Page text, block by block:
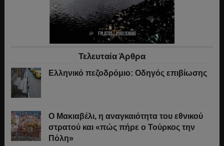
Τελευταία Άρθρα
Ελληνικό πεζοδρόμιο: Οδηγός επιβίωσης
Ο Μακιαβέλι, η αναγκαιότητα του εθνικού
στρατού και «πώς πήρε ο Τούρκος την
Πόλη»